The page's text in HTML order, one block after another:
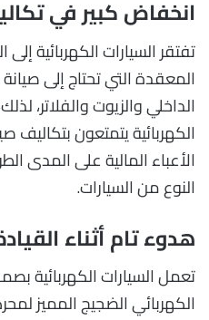
انخفاض كبير في
تفتقر السيارات الكهربائية
المعقدة التي تحتاج إلى
الداخلي والزيوت والفلاتر،
الكهربائية يتمتعون بتكاليف
الأعباء المالية على المدى
النوع من السيارات.
هدوء تام أثناء
تعمل السيارات الكهربائية
الكهربائي الضجيج المميز